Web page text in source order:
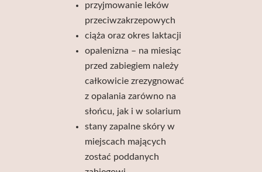
przyjmowanie leków
przeciwzakrzepowych
ciąża oraz okres laktacji
opalenizna – na miesiąc
przed zabiegiem należy
całkowicie zrezygnować
z opalania zarówno na
słońcu, jak i w solarium
stany zapalne skóry w
miejscach mających
zostać poddanych